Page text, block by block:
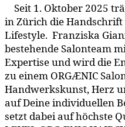
Seit 1. Oktober 2025
in Zürich die Handschrift
Lifestyle. Franziska
bestehende Salonteam
Expertise und wird die
zu einem ORGÆNIC
Handwerkskunst, Herz
auf Deine individuellen
setzt dabei auf höchste